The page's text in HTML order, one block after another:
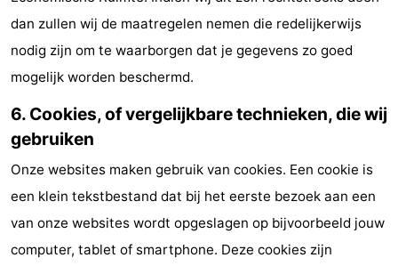
dan zullen wij de maatregelen nemen die redelijkerwijs
nodig zijn om te waarborgen dat je gegevens zo goed
mogelijk worden beschermd.
6. Cookies, of vergelijkbare technieken, die wij
gebruiken
Onze websites maken gebruik van cookies. Een cookie is
een klein tekstbestand dat bij het eerste bezoek aan een
van onze websites wordt opgeslagen op bijvoorbeeld jouw
computer, tablet of smartphone. Deze cookies zijn